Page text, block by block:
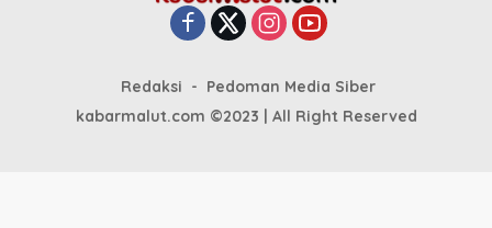
Redaksi
Pedoman Media Siber
kabarmalut.com ©2023 | All Right Reserved